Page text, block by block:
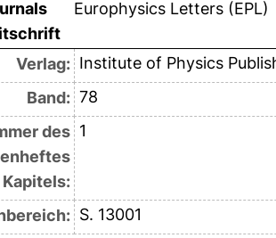
Europhysics Letters (EPL)
Verlag: Institute of Physics
Band: 78
des 1
S. 13001